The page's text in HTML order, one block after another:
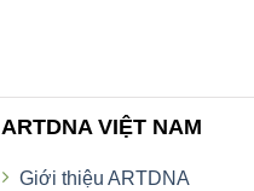
ARTDNA VIỆT NAM
Giới thiệu ARTDNA